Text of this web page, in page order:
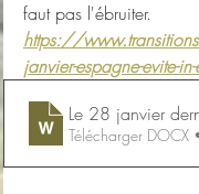
faut pas l'ébruiter.
https://
janvier-espagne-evite-
Le 28 janvier
Télécharger DOCX